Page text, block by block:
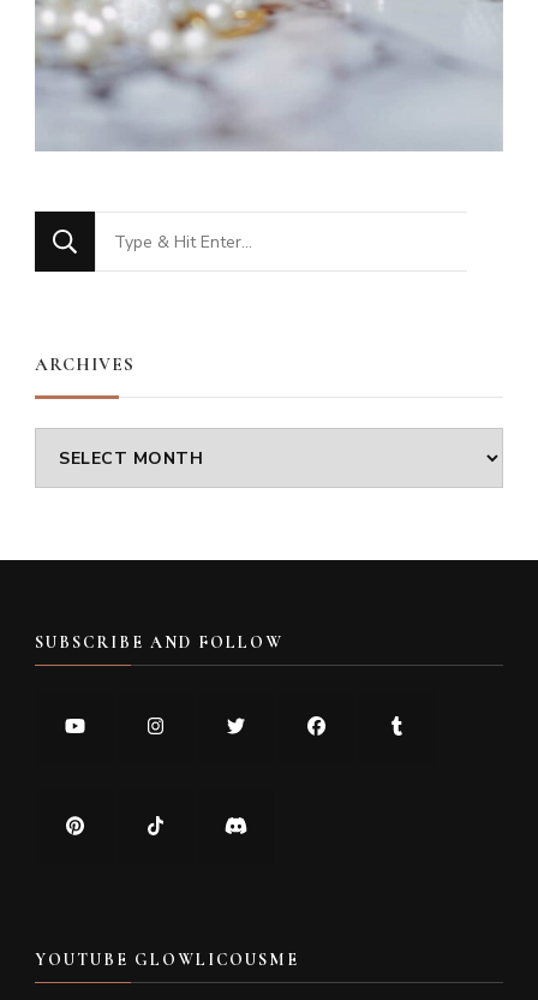
Looking
for
ARCHIVES
Archives
SUBSCRIBE AND FOLLOW
YOUTUBE GLOWLICOUSME